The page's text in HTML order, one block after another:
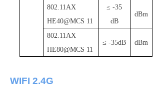
802.11AX
HE40@MCS 11
≤ -35
dB
dBm
802.11AX
HE80@MCS 11
≤ -35dB dBm
WIFI 2.4G